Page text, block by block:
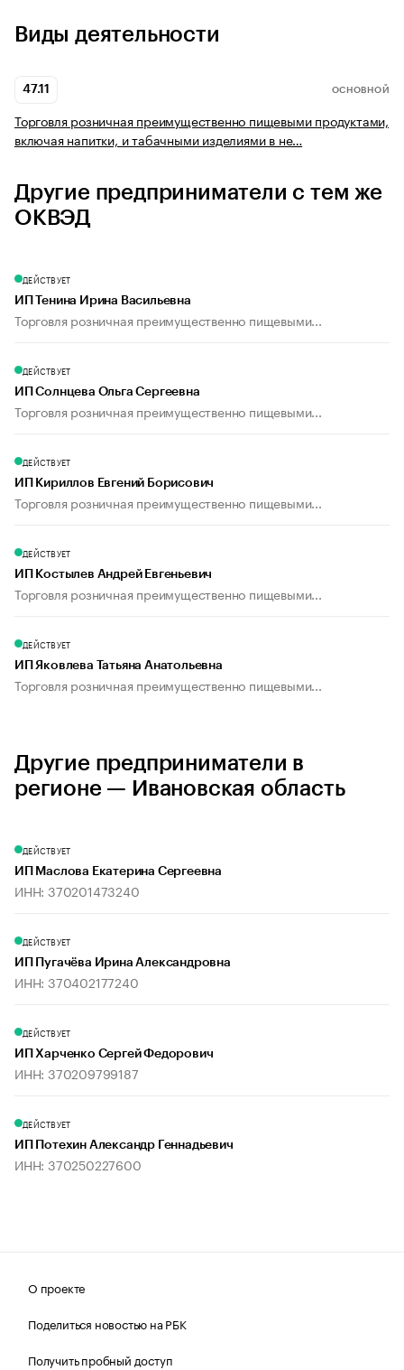
Виды деятельности
47.11 ОСНОВНОЙ
Торговля розничная преимущественно пищевыми продуктами,
включая напитки, и табачными изделиями в не…
Другие предприниматели с тем же
ОКВЭД
ДЕЙСТВУЕТ
ИП Тенина Ирина Васильевна
Торговля розничная преимущественно пищевыми...
ДЕЙСТВУЕТ
ИП Солнцева Ольга Сергеевна
Торговля розничная преимущественно пищевыми...
ДЕЙСТВУЕТ
ИП Кириллов Евгений Борисович
Торговля розничная преимущественно пищевыми...
ДЕЙСТВУЕТ
ИП Костылев Андрей Евгеньевич
Торговля розничная преимущественно пищевыми...
ДЕЙСТВУЕТ
ИП Яковлева Татьяна Анатольевна
Торговля розничная преимущественно пищевыми...
Другие предприниматели в
регионе — Ивановская область
ДЕЙСТВУЕТ
ИП Маслова Екатерина Сергеевна
ИНН: 370201473240
ДЕЙСТВУЕТ
ИП Пугачёва Ирина Александровна
ИНН: 370402177240
ДЕЙСТВУЕТ
ИП Харченко Сергей Федорович
ИНН: 370209799187
ДЕЙСТВУЕТ
ИП Потехин Александр Геннадьевич
ИНН: 370250227600
О проекте
Поделиться новостью на РБК
Получить пробный доступ